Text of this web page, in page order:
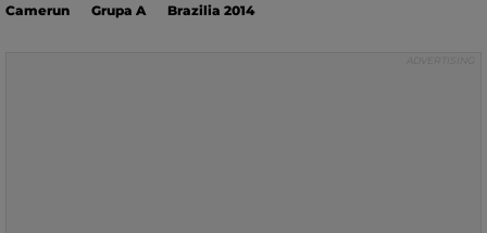
Camerun Grupa A Brazilia 2014